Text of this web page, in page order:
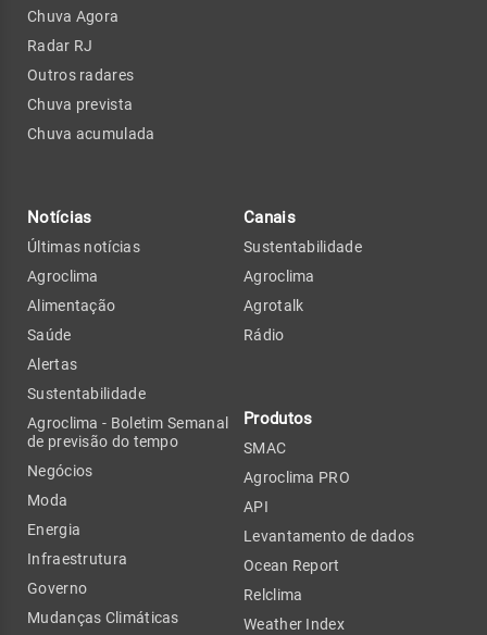
Chuva Agora
Radar RJ
Outros radares
Chuva prevista
Chuva acumulada
Notícias
Últimas notícias
Agroclima
Alimentação
Saúde
Alertas
Sustentabilidade
Agroclima - Boletim Semanal
de previsão do tempo
Negócios
Moda
Energia
Infraestrutura
Governo
Mudanças Climáticas
Canais
Sustentabilidade
Agroclima
Agrotalk
Rádio
Produtos
SMAC
Agroclima PRO
API
Levantamento de dados
Ocean Report
Relclima
Weather Index